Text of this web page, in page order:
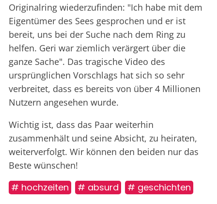
Originalring wiederzufinden: "Ich habe mit dem
Eigentümer des Sees gesprochen und er ist
bereit, uns bei der Suche nach dem Ring zu
helfen. Geri war ziemlich verärgert über die
ganze Sache". Das tragische Video des
ursprünglichen Vorschlags hat sich so sehr
verbreitet, dass es bereits von über 4 Millionen
Nutzern angesehen wurde.
Wichtig ist, dass das Paar weiterhin
zusammenhält und seine Absicht, zu heiraten,
weiterverfolgt. Wir können den beiden nur das
Beste wünschen!
# hochzeiten # absurd # geschichten